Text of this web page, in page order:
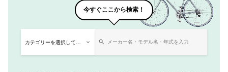
今すぐここから検索！